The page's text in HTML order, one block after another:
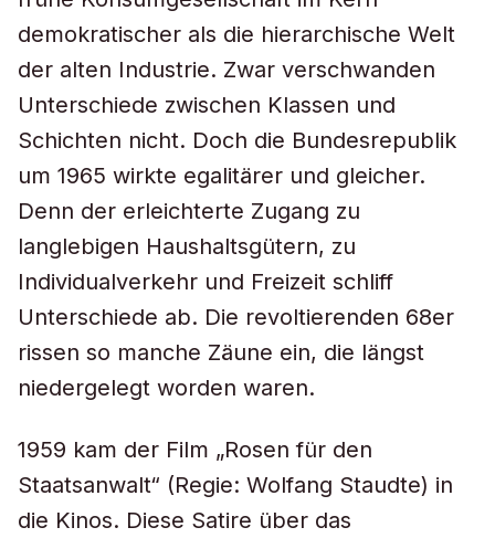
demokratischer als die hierarchische Welt
der alten Industrie. Zwar verschwanden
Unterschiede zwischen Klassen und
Schichten nicht. Doch die Bundesrepublik
um 1965 wirkte egalitärer und gleicher.
Denn der erleichterte Zugang zu
langlebigen Haushaltsgütern, zu
Individualverkehr und Freizeit schliff
Unterschiede ab. Die revoltierenden 68er
rissen so manche Zäune ein, die längst
niedergelegt worden waren.
1959 kam der Film „Rosen für den
Staatsanwalt“ (Regie: Wolfang Staudte) in
die Kinos. Diese Satire über das